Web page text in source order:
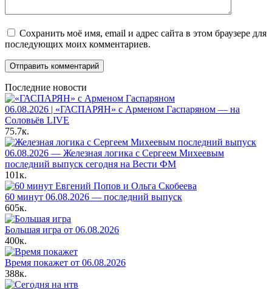
Сохранить моё имя, email и адрес сайта в этом браузере для
последующих моих комментариев.
Последние новости
06.08.2026 | «ГАСПАРЯН» с Арменом Гаспаряном — на
Соловьёв LIVE
75.7к.
06.08.2026 — Железная логика с Сергеем Михеевым
последний выпуск сегодня на Вести ФМ
101к.
60 минут 06.08.2026 — последний выпуск
605к.
Большая игра от 06.08.2026
400к.
Время покажет от 06.08.2026
388к.